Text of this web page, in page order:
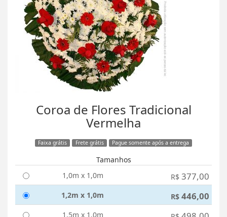
Coroa de Flores Tradicional
Vermelha
Faixa grátis Frete grátis Pague somente após a entrega
Tamanhos
1,0m x 1,0m
R$ 377,00
1,2m x 1,0m R$ 446,00
1,5m x 1,0m